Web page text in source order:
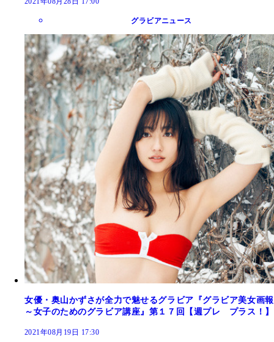
グラビアニュース
女優・奥山かずさが全力で魅せるグラビア『グラビア美女画報
～女子のためのグラビア講座』第１７回【週プレ プラス！】
2021年08月19日 17:30